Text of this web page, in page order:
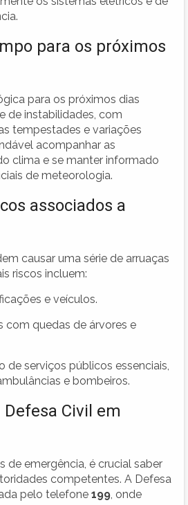
para os próximos
para os próximos dias
de instabilidades, com
tempestades e variações
acompanhar as
clima e se manter informado
de meteorologia.
associados a
causar uma série de arruaças
riscos incluem:
e veículos.
com quedas de árvores e
serviços públicos essenciais,
e bombeiros.
Civil em
de emergência, é crucial saber
competentes. A Defesa
pelo telefone 199 , onde